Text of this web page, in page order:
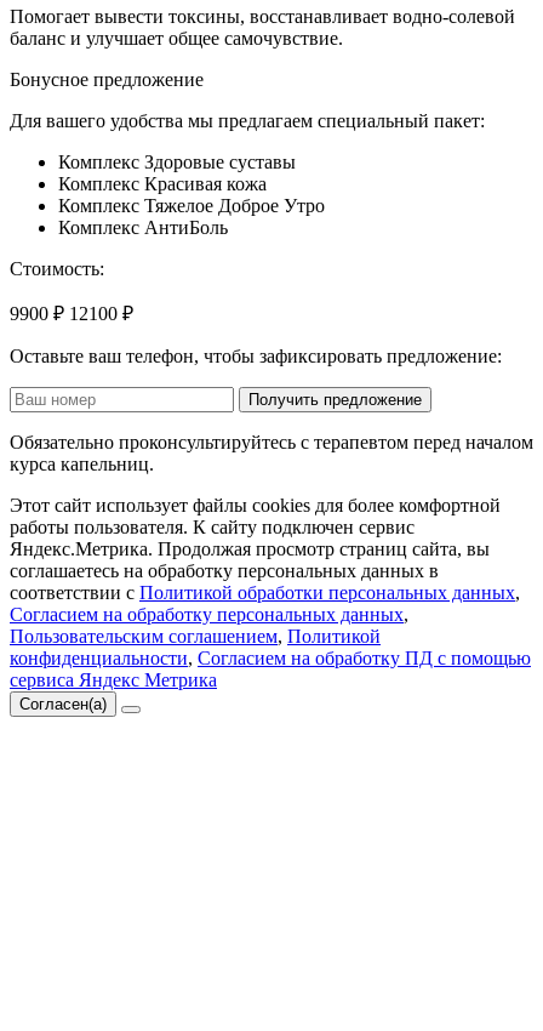
Помогает вывести токсины, восстанавливает водно-солевой
баланс и улучшает общее самочувствие.
Бонусное предложение
Для вашего удобства мы предлагаем специальный пакет:
Комплекс Здоровые суставы
Комплекс Красивая кожа
Комплекс Тяжелое Доброе Утро
Комплекс АнтиБоль
Стоимость:
9900 ₽ 12100 ₽
Оставьте ваш телефон, чтобы зафиксировать предложение:
Получить предложение
Обязательно проконсультируйтесь с терапевтом перед началом
курса капельниц.
Этот сайт использует файлы cookies для более комфортной
работы пользователя. К сайту подключен сервис
Яндекс.Метрика. Продолжая просмотр страниц сайта, вы
соглашаетесь на обработку персональных данных в
соответствии с Политикой обработки персональных данных,
Согласием на обработку персональных данных,
Пользовательским соглашением, Политикой
конфиденциальности, Согласием на обработку ПД с помощью
сервиса Яндекс Метрика
Согласен(а)